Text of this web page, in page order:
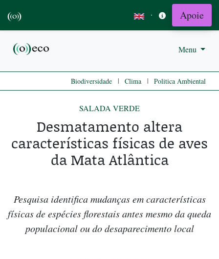
· Apoie
Menu
Biodiversidade | Clima | Politica Ambiental
SALADA VERDE
Desmatamento altera
características físicas de aves
da Mata Atlântica
Pesquisa identifica mudanças em características
físicas de espécies florestais antes mesmo da queda
populacional ou do desaparecimento local